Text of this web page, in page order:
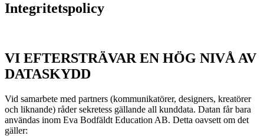
Integritetspolicy
VI EFTERSTRÄVAR EN HÖG NIVÅ AV
DATASKYDD
Vid samarbete med partners (kommunikatörer, designers, kreatörer
och liknande) råder sekretess gällande all kunddata. Datan får bara
användas inom Eva Bodfäldt Education AB. Detta oavsett om det
gäller: